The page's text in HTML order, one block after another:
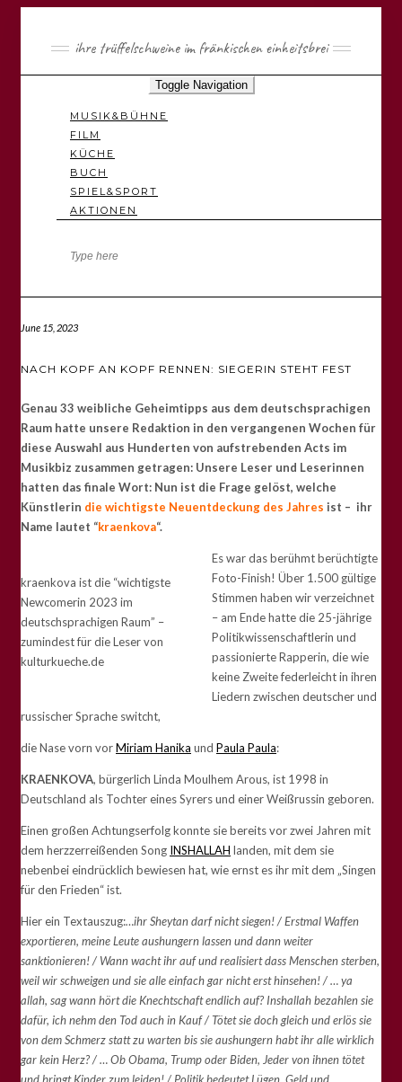
ihre trüffelschweine im fränkischen einheitsbrei
Toggle Navigation
MUSIK&BÜHNE
FILM
KÜCHE
BUCH
SPIEL&SPORT
AKTIONEN
June 15, 2023
NACH KOPF AN KOPF RENNEN: SIEGERIN STEHT FEST
Genau 33 weibliche Geheimtipps aus dem deutschsprachigen
Raum hatte unsere Redaktion in den vergangenen Wochen für
diese Auswahl aus Hunderten von aufstrebenden Acts im
Musikbiz zusammen getragen: Unsere Leser und Leserinnen
hatten das finale Wort: Nun ist die Frage gelöst, welche
Künstlerin die wichtigste Neuentdeckung des Jahres ist – ihr
Name lautet “kraenkova“.
kraenkova ist die “wichtigste
Newcomerin 2023 im
deutschsprachigen Raum” –
zumindest für die Leser von
kulturkueche.de
Es war das berühmt berüchtigte
Foto-Finish! Über 1.500 gültige
Stimmen haben wir verzeichnet
– am Ende hatte die 25-jährige
Politikwissenschaftlerin und
passionierte Rapperin, die wie
keine Zweite federleicht in ihren
Liedern zwischen deutscher und
russischer Sprache switcht,
die Nase vorn vorMiriam Hanika und Paula Paula:
KRAENKOVA, bürgerlich Linda Moulhem Arous, ist 1998 in
Deutschland als Tochter eines Syrers und einer Weißrussin geboren.
Einen großen Achtungserfolg konnte sie bereits vor zwei Jahren mit
dem herzzerreißenden Song INSHALLAH landen, mit dem sie
nebenbei eindrücklich bewiesen hat, wie ernst es ihr mit dem „Singen
für den Frieden“ ist.
Hier ein Textauszug:…ihr Sheytan darf nicht siegen! / Erstmal Waffen
exportieren, meine Leute aushungern lassen und dann weiter
sanktionieren! / Wann wacht ihr auf und realisiert dass Menschen sterben,
weil wir schweigen und sie alle einfach gar nicht erst hinsehen! / … ya
allah, sag wann hört die Knechtschaft endlich auf? Inshallah bezahlen sie
dafür, ich nehm den Tod auch in Kauf / Tötet sie doch gleich und erlös sie
von dem Schmerz statt zu warten bis sieaushungern habt ihr alle wirklich
gar kein Herz? / … Ob Obama, Trump oder Biden, Jeder von ihnen tötet
und bringt Kinder zum leiden! / Politik bedeutet Lügen, Geld und